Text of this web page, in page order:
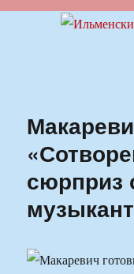
Ильменский
сюрприз